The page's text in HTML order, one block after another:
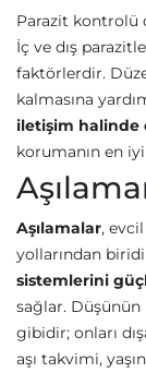
Parazit kontrolü
İç ve dış
faktörlerdir.
kalmasına
iletişim halinde
korumanın en
Aşılamalar,
yollarından
sistemlerini
sağlar. Düşünün
gibidir; onları
aşı takvimi,